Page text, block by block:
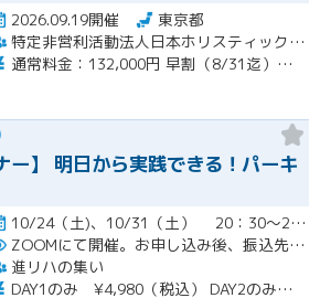
2026.09.19開催
東京都
特定非営利活動法人日本ホリスティックコンディショニング協会
通常料金：132,000円 早割（8/31迄）：120,000円 ペア割：110,000円
ー】 明日から実践できる！パーキ
10/24（土)、10/31（土） 20：30～22：00開催
ZOOMにて開催。お申し込み後、振込先の案内メールをお送り致します。
進リハの集い
DAY1のみ ¥4,980（税込） DAY2のみ ¥4,980（税込） 2日間セット ¥7,980（税込）